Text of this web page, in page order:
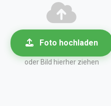
Foto hochladen
oder Bild hierher ziehen